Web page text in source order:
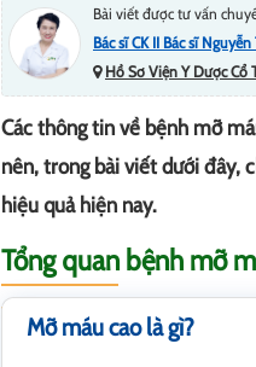
Bài viết được tư vấn
Bác sĩ CK II Bác sĩ
Hồ Sơ Viện Y Dược Cổ
Các thông tin về bệnh mỡ
nên, trong bài viết dưới đây,
hiệu quả hiện nay.
Tổng quan bệnh mỡ
Mỡ máu cao là gì?